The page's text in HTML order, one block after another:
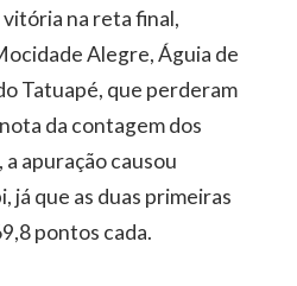
na reta final,
Alegre, Águia de
Tatuapé, que perderam
da contagem dos
apuração causou
já que as duas primeiras
pontos cada.